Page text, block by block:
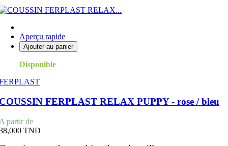
Aperçu rapide
Ajouter au panier
Disponible
FERPLAST RELAX PUPPY - rose / bleu
partir de
TND